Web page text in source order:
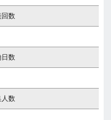
数
数
数